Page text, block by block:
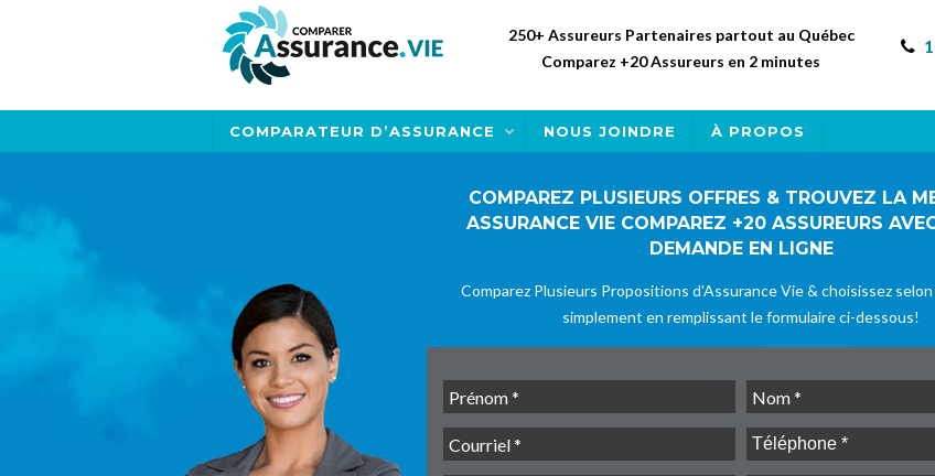
250+ Assureurs Partenaires partout au Québec
Comparez +20 Assureurs en 2 minutes
COMPARATEUR D’ASSURANCE NOUS JOINDRE À PROPOS
COMPAREZ PLUSIEURS OFFRES & TROUVEZ LA
ASSURANCE VIE COMPAREZ +20 ASSUREURS
DEMANDE EN LIGNE
Comparez Plusieurs Propositions d'Assurance Vie & choisissez
simplement en remplissant le formulaire ci-dessous!